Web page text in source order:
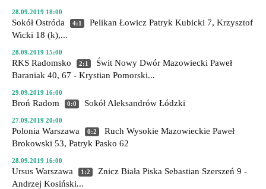
28.09.2019 18:00
Sokół Ostróda 4:1 Pelikan Łowicz Patryk Kubicki 7, Krzysztof
Wicki 18 (k),...
28.09.2019 15:00
RKS Radomsko 2:1 Świt Nowy Dwór Mazowiecki Paweł
Baraniak 40, 67 - Krystian Pomorski...
29.09.2019 16:00
Broń Radom 0:0 Sokół Aleksandrów Łódzki
27.09.2019 20:00
Polonia Warszawa 0:2 Ruch Wysokie Mazowieckie Paweł
Brokowski 53, Patryk Pasko 62
28.09.2019 16:00
Ursus Warszawa 1:2 Znicz Biała Piska Sebastian Szerszeń 9 -
Andrzej Kosiński...